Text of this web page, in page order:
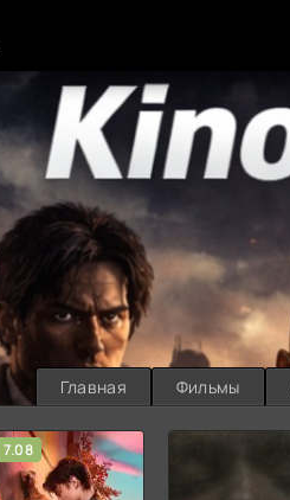
Главная Фильмы
7.08